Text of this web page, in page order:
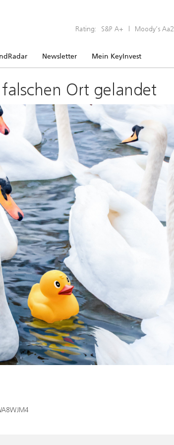
Rating: S&P A+ | Moody’s Aa2
Newsletter Mein KeyInvest
Ort gelandet